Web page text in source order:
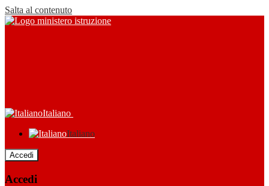
Salta al contenuto
Italiano
Italiano
Accedi
Accedi